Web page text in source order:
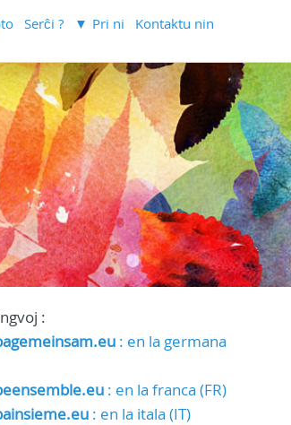
Serĉi ? Pri ni Kontaktu nin
:
: en la germana
: en la franca (FR)
: en la itala (IT)